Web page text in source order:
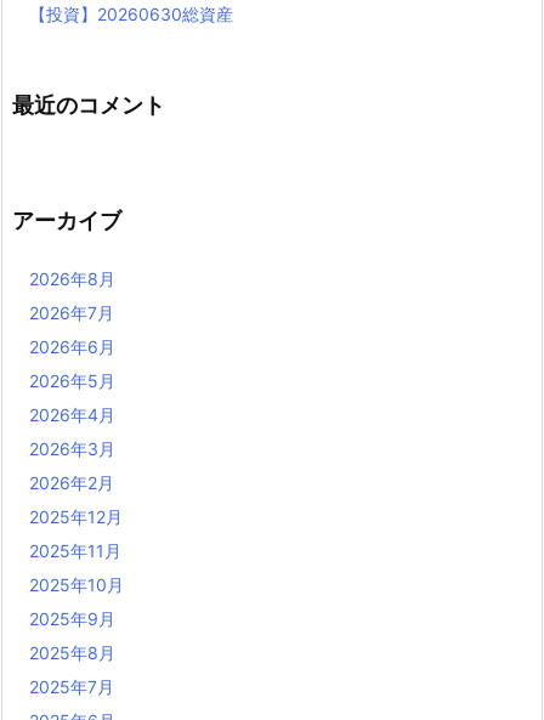
【投資】20260630総資産
最近のコメント
アーカイブ
2026年8月
2026年7月
2026年6月
2026年5月
2026年4月
2026年3月
2026年2月
2025年12月
2025年11月
2025年10月
2025年9月
2025年8月
2025年7月